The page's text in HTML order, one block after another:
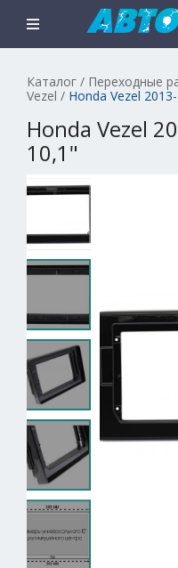
Каталог / Переходные
Vezel / Honda Vezel
Honda Vezel
10,1"